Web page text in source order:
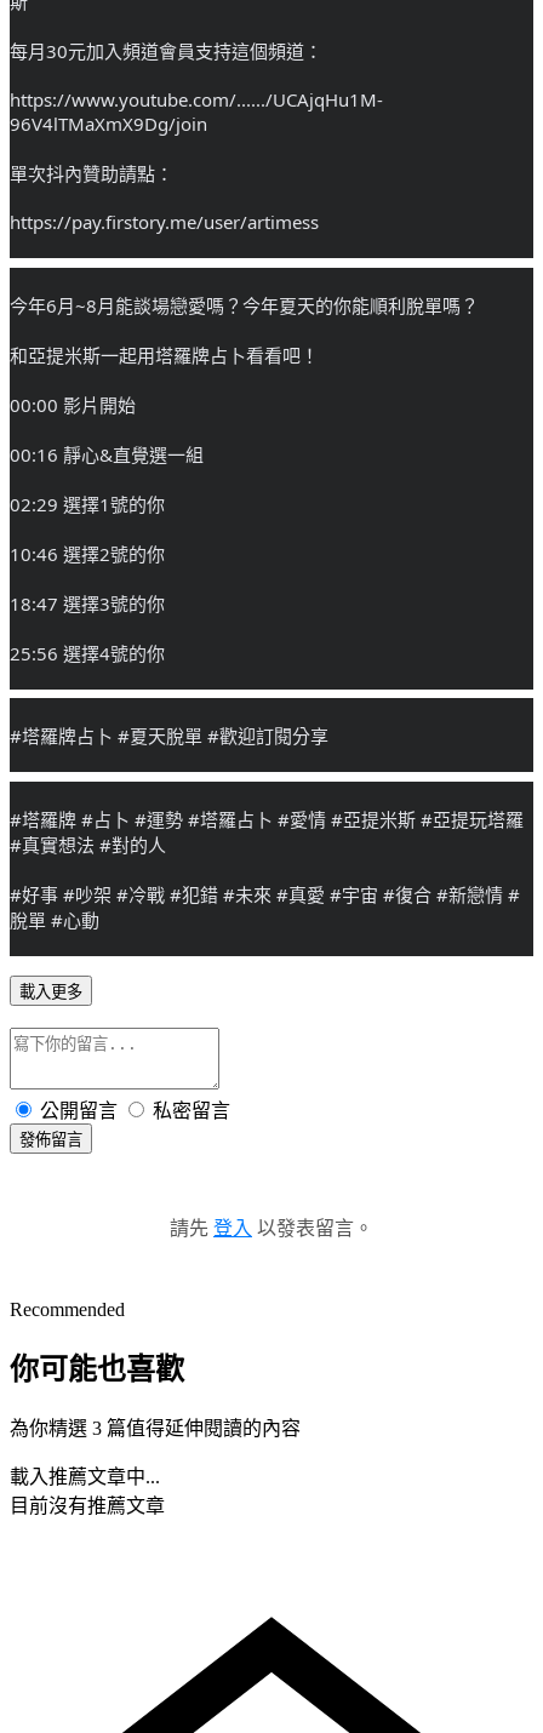
每月30元加入頻道會員支持這個頻道：
https://www.youtube.com/....../UCAjqHu1M-
96V4lTMaXmX9Dg/join
單次抖內贊助請點：
https://pay.firstory.me/user/artimess
今年6月~8月能談場戀愛嗎？今年夏天的你能順利脫單嗎？
和亞提米斯一起用塔羅牌占卜看看吧！
00:00 影片開始
00:16 靜心&直覺選一組
02:29 選擇1號的你
10:46 選擇2號的你
18:47 選擇3號的你
25:56 選擇4號的你
#塔羅牌占卜 #夏天脫單 #歡迎訂閱分享
#塔羅牌 #占卜 #運勢 #塔羅占卜 #愛情 #亞提米斯 #亞提玩塔羅
#真實想法 #對的人
#好事 #吵架 #冷戰 #犯錯 #未來 #真愛 #宇宙 #復合 #新戀情 #
脫單 #心動
載入更多
公開留言 私密留言
發佈留言
請先 登入 以發表留言。
Recommended
你可能也喜歡
為你精選 3 篇值得延伸閱讀的內容
載入推薦文章中...
目前沒有推薦文章